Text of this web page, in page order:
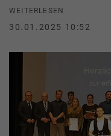
WEITERLESEN
30.01.2025 10:52